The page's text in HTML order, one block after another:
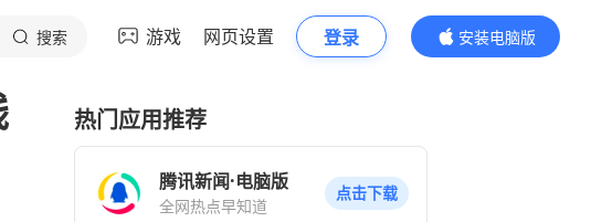
搜索 游戏 网页设置 登录
安装电脑版
内容更精彩
热门应用推荐
腾讯新闻·电脑版
全网热点早知道
点击下载